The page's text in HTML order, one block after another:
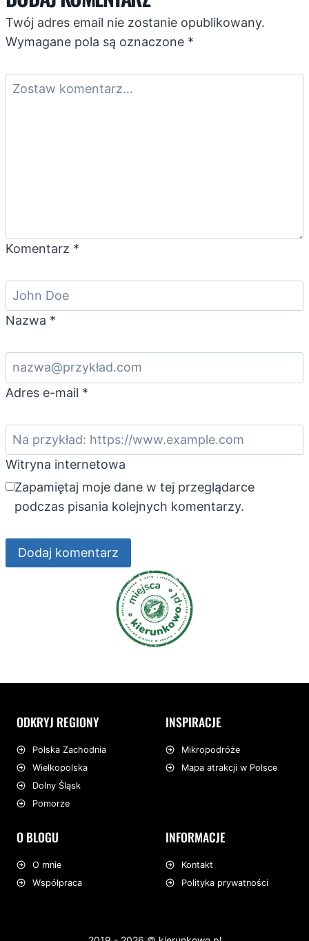
Twój adres email nie zostanie opublikowany.
Wymagane pola są oznaczone *
Komentarz *
Nazwa *
Adres e-mail *
Witryna internetowa
Zapamiętaj moje dane w tej przeglądarce
podczas pisania kolejnych komentarzy.
ODKRYJ REGIONY
Polska Zachodnia
Wielkopolska
Dolny Śląsk
Pomorze
INSPIRACJE
Mikropodróże
Mapa atrakcji w Polsce
O BLOGU
O mnie
Współpraca
INFORMACJE
Kontakt
Polityka prywatności